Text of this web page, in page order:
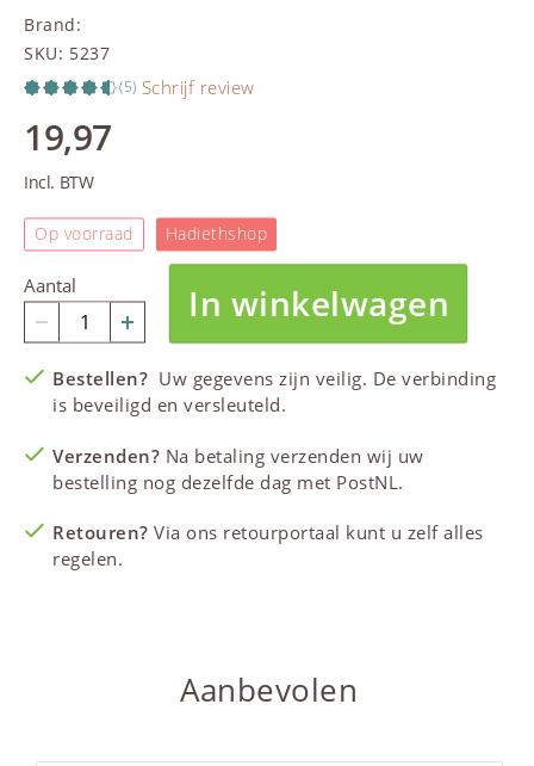
Brand:
SKU: 5237
(5) Schrijf review
19,97
Incl. BTW
Op voorraad Hadiethshop
Aantal In winkelwagen
Bestellen? Uw gegevens zijn veilig. De verbinding
is beveiligd en versleuteld.
Verzenden? Na betaling verzenden wij uw
bestelling nog dezelfde dag met PostNL.
Retouren? Via ons retourportaal kunt u zelf alles
regelen.
Aanbevolen